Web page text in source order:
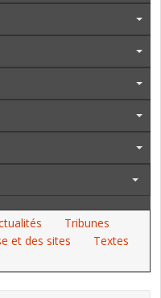
Tribunes
et des sites
Textes